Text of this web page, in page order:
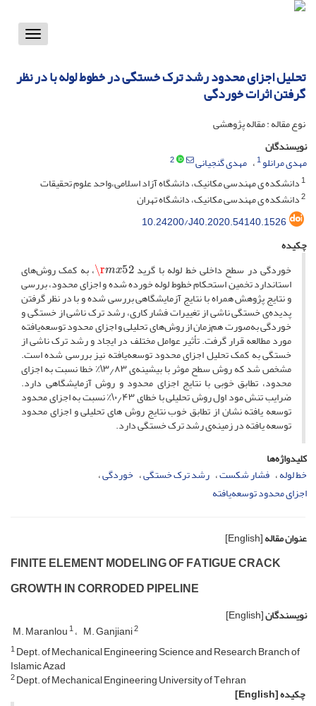
Toggle
تحلیل اجزای محدود رشد ترک خستگی در خطوط لوله با در نظر
گرفتن اثرات خوردگی
نوع مقاله : مقاله پژوهشی
نویسندگان
مهدی مرانلو1 مهدی گنجیانی
2
1دانشکده ی مهندسی مکانیک، دانشگاه آزاد اسلامی،واحد علوم تحقیقات
2دانشکده ی مهندسی مکانیک، دانشگاه تهران
10.24200/J40.2020.54140.1526
چکیده
خوردگی در سطح داخلی خط لوله با گرید 52 ، به کمک روش‌های
استاندارد تخمین استحکام خطوط لوله خورده شده و اجزای محدود، بررسی
و نتایج پژوهش همراه با نتایج آزمایشگاهی بررسی شده و با در نظر گرفتن
پدیده‌ی خستگی ناشی از تغییرات فشار کاری، رشد ترک ناشی از خستگی و
خوردگی به‌صورت هم‌زمان از روش‌های تحلیلی و اجزای محدود توسعه‌یافته
مورد مطالعه قرار گرفت. تأثیر عوامل مختلف در ایجاد و رشد ترک ناشی از
خستگی به کمک تحلیل اجزای محدود توسعه‌یافته نیز بررسی شده است.
مشخص شد که روش سطح موثر با بیشینه‌ی ۳٫۸۳\٪ خطا نسبت به اجزای
محدود، تطابق خوبی با نتایج اجزای محدود و روش آزمایشگاهی دارد.
ضرایب تنش مود اول روش تحلیلی با خطای ۰٫۴۳\٪ نسبت به اجزای محدود
توسعه یافته نشان از تطابق خوب نتایج روش های تحلیلی و اجزای محدود
توسعه یافته در زمینه‌ی رشد ترک خستگی دارد.
کلیدواژه‌ها
خط لوله فشار شکست رشد ترک خستگی خوردگی
اجزای محدود توسعه‌یافته
عنوان مقاله[English]
F‌I‌N‌I‌T‌E E‌L‌E‌M‌E‌N‌T M‌O‌D‌E‌L‌I‌N‌G O‌F F‌A‌T‌I‌G‌U‌E C‌R‌A‌C‌K
G‌R‌O‌W‌T‌H I‌N C‌O‌R‌R‌O‌D‌E‌D P‌I‌P‌E‌L‌I‌N‌E
نویسندگان[English]
M. Maranlou1 M. Ganjiani2
1D‌e‌p‌t. o‌f M‌e‌c‌h‌a‌n‌i‌c‌a‌l E‌n‌g‌i‌n‌e‌e‌r‌i‌n‌g S‌c‌i‌e‌n‌c‌e a‌n‌d R‌e‌s‌e‌a‌r‌c‌h B‌r‌a‌n‌c‌h o‌f
I‌s‌l‌a‌m‌i‌c A‌z‌a‌d
2D‌e‌p‌t. o‌f M‌e‌c‌h‌a‌n‌i‌c‌a‌l E‌n‌g‌i‌n‌e‌e‌r‌i‌n‌g U‌n‌i‌v‌e‌r‌s‌i‌t‌y o‌f T‌e‌h‌r‌a‌n
چکیده[English]